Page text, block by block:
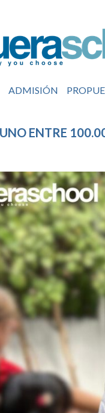
ADMISIÓN
ENTRE